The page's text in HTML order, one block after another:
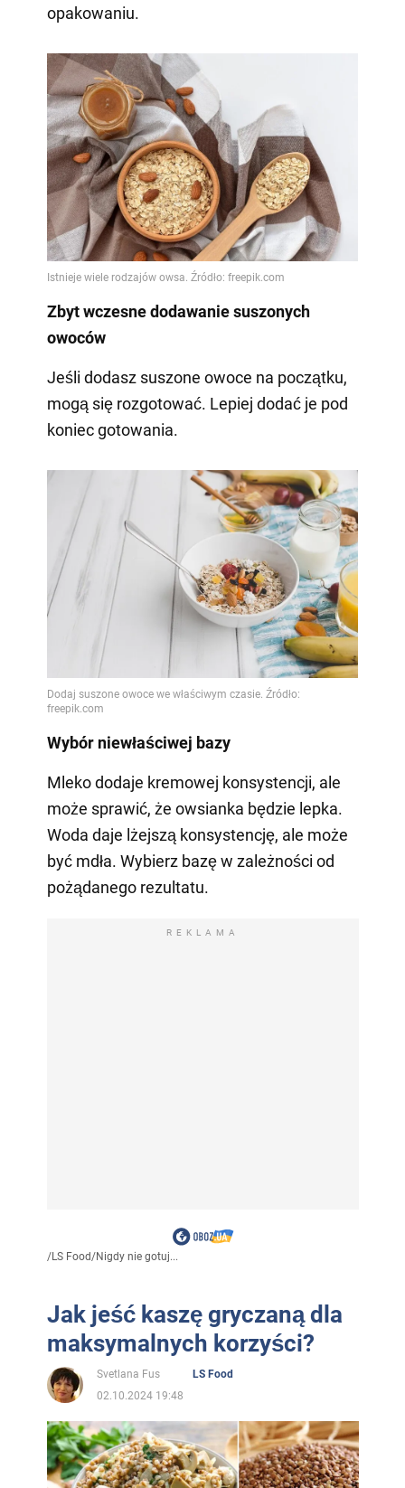
opakowaniu.
Zbyt wczesne dodawanie suszonych
owoców
Jeśli dodasz suszone owoce na początku,
mogą się rozgotować. Lepiej dodać je pod
koniec gotowania.
Wybór niewłaściwej bazy
Mleko dodaje kremowej konsystencji, ale
może sprawić, że owsianka będzie lepka.
Woda daje lżejszą konsystencję, ale może
być mdła. Wybierz bazę w zależności od
pożądanego rezultatu.
REKLAMA
/LS Food/Nigdy nie gotuj...
Jak jeść kaszę gryczaną dla
maksymalnych korzyści?
Svetlana Fus
LS Food
02.10.2024 19:48